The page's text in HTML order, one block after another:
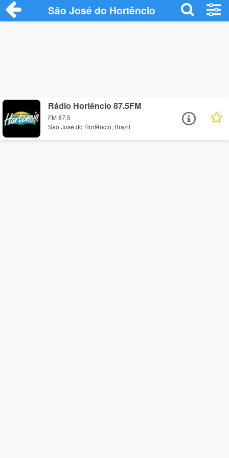
São José do Hortêncio
Rádio Hortêncio 87.5FM
FM 87.5
São José do Hortêncio, Brazil